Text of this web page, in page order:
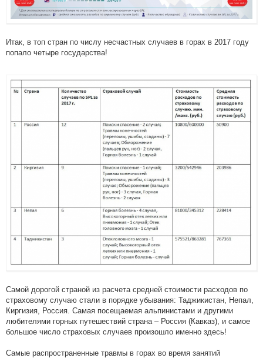
Итак, в топ стран по числу несчастных случаев в горах в 2017 году
попало четыре государства!
Самой дорогой страной из расчета средней стоимости расходов по
страховому случаю стали в порядке убывания: Таджикистан, Непал,
Киргизия, Россия. Самая посещаемая альпинистами и другими
любителями горных путешествий страна – Россия (Кавказ), и самое
большое число страховых случаев произошло именно здесь!
Самые распространенные травмы в горах во время занятий